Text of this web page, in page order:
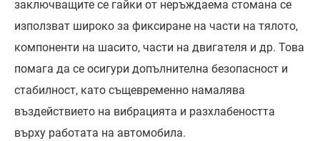
заключващите се гайки от неръждаема стомана се
използват широко за фиксиране на части на тялото,
компоненти на шасито, части на двигателя и др. Това
помага да се осигури допълнителна безопасност и
стабилност, като същевременно намалява
въздействието на вибрацията и разхлабеността
върху работата на автомобила.